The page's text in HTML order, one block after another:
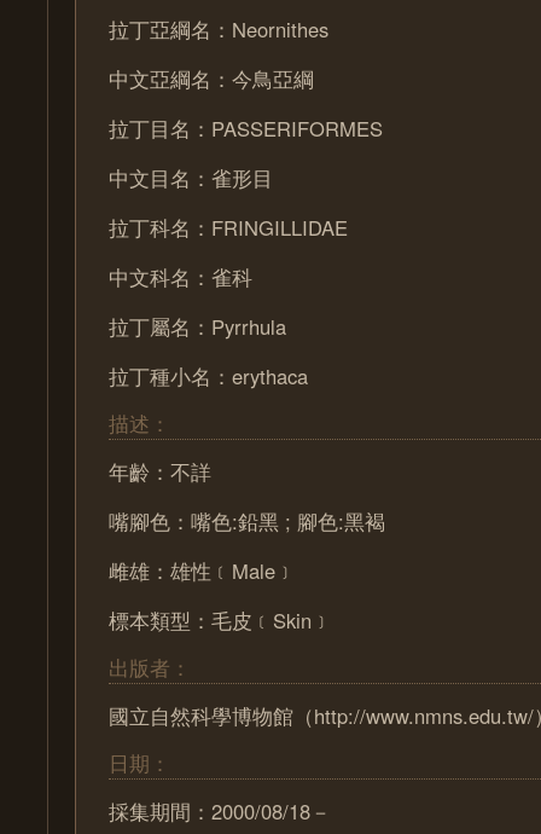
拉丁亞綱名：Neornithes
中文亞綱名：今鳥亞綱
拉丁目名：PASSERIFORMES
中文目名：雀形目
拉丁科名：FRINGILLIDAE
中文科名：雀科
拉丁屬名：Pyrrhula
拉丁種小名：erythaca
描述：
年齡：不詳
嘴腳色：嘴色:鉛黑 ; 腳色:黑褐
雌雄：雄性﹝Male﹞
標本類型：毛皮﹝Skin﹞
出版者：
國立自然科學博物館（http://www.nmns.edu.tw/
日期：
採集期間：2000/08/18－